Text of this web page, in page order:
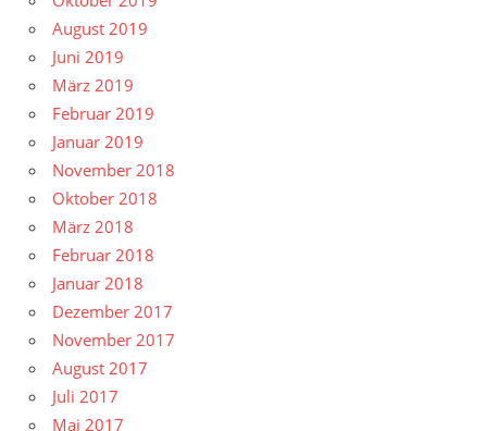
August 2019
Juni 2019
März 2019
Februar 2019
Januar 2019
November 2018
Oktober 2018
März 2018
Februar 2018
Januar 2018
Dezember 2017
November 2017
August 2017
Juli 2017
Mai 2017